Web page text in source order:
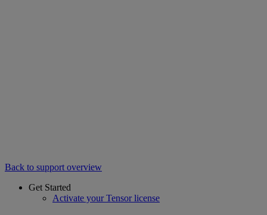
Back to support overview
Get Started
Activate your Tensor license